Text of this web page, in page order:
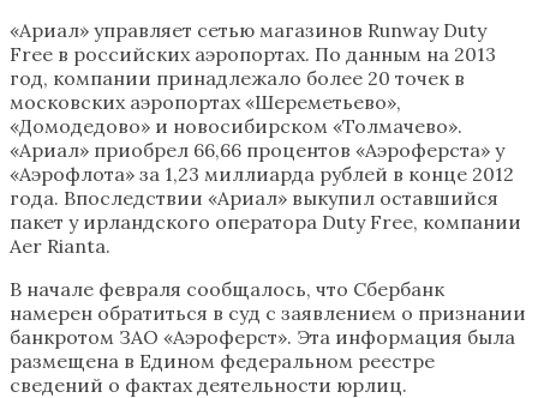
«Ариал» управляет сетью магазинов Runway Duty
Free в российских аэропортах. По данным на 2013
год, компании принадлежало более 20 точек в
московских аэропортах «Шереметьево»,
«Домодедово» и новосибирском «Толмачево».
«Ариал» приобрел 66,66 процентов «Аэроферста» у
«Аэрофлота» за 1,23 миллиарда рублей в конце 2012
года. Впоследствии «Ариал» выкупил оставшийся
пакет у ирландского оператора Duty Free, компании
Aer Rianta.
В начале февраля сообщалось, что Сбербанк
намерен обратиться в суд с заявлением о признании
банкротом ЗАО «Аэроферст». Эта информация была
размещена в Едином федеральном реестре
сведений о фактах деятельности юрлиц.